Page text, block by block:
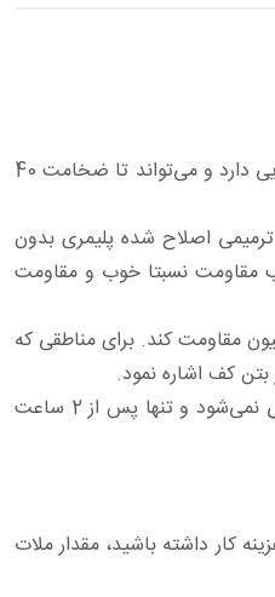
ملات ترمیم کننده بتن اصلاح شده پلیمری یک ملات بر پایه سیمان اصلاح شده پلیمری با کیفیت بالا برای ترمیم و تعمیر بتن است. استحکام چسبندگی و استحکام فشاری بالایی دارد و می‌تواند تا ضخامت 40
اصلاح شده پلیمری بدون
مقاومت نسبتا خوب و مقاومت
مقاومت کند. برای مناطقی که
بتن کف اشاره نمود.
فقط به اندازه پودر مورد نیاز خود را از سطل خارج کنید، با آب مخلوط کنید و در جای خود با ماله مخلوط کنید، برای این کار به پرایمر نیاز ندارید. ملات با خشک شدن منقبض نمی‌شود و تنها پس از 2 ساعت
کار داشته باشید، مقدار ملات